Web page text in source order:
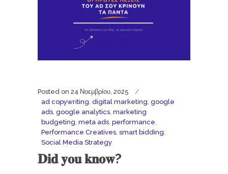
Posted on 24 Νοεμβρίου, 2025
ad copywriting digital marketing google
ads google analytics marketing
budgeting meta ads performance
Performance Creatives smart bidding
Social Media Strategy
𝐃𝐢𝐝 𝐲𝐨𝐮 𝐤𝐧𝐨𝐰?